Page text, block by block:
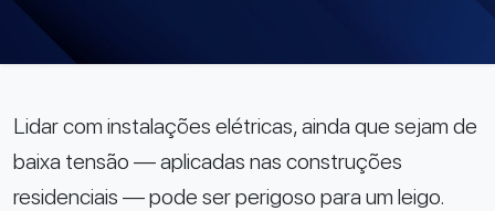
Lidar com instalações elétricas, ainda que sejam de
baixa tensão — aplicadas nas construções
residenciais — pode ser perigoso para um leigo.